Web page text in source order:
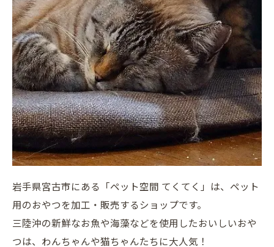
岩手県宮古市にある「ペット空間 てくてく」は、ペット
用のおやつを加工・販売するショップです。
三陸沖の新鮮なお魚や海藻などを使用したおいしいおや
つは、わんちゃんや猫ちゃんたちに大人気！